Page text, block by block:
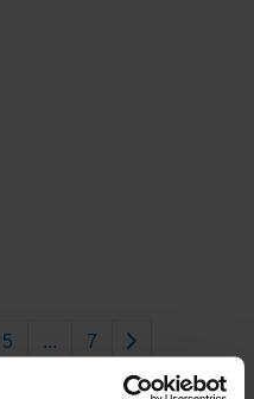
5 ... 7 Weiter